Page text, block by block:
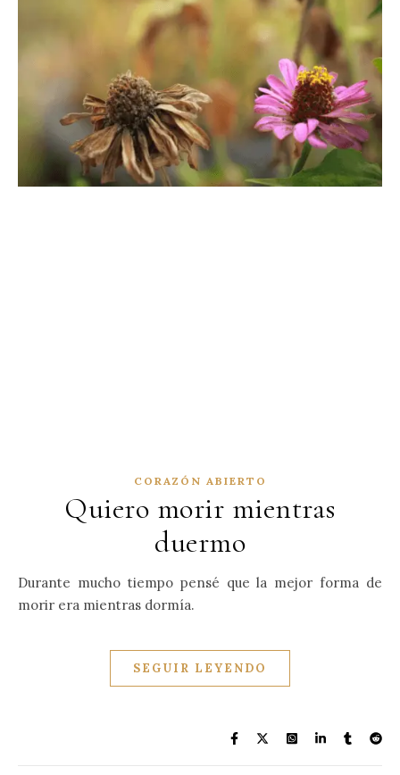
CORAZÓN ABIERTO
Quiero morir mientras
duermo
Durante mucho tiempo pensé que la mejor forma de
morir era mientras dormía.
SEGUIR LEYENDO